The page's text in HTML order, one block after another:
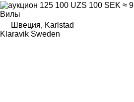
125 100 UZS 100 SEK ≈
Вилы
Швеция, Karlstad
Klaravik Sweden